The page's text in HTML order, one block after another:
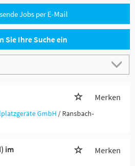
Jobs per E-Mail
Sie Ihre Suche ein
Merken
GmbH / Ransbach-
im
Merken